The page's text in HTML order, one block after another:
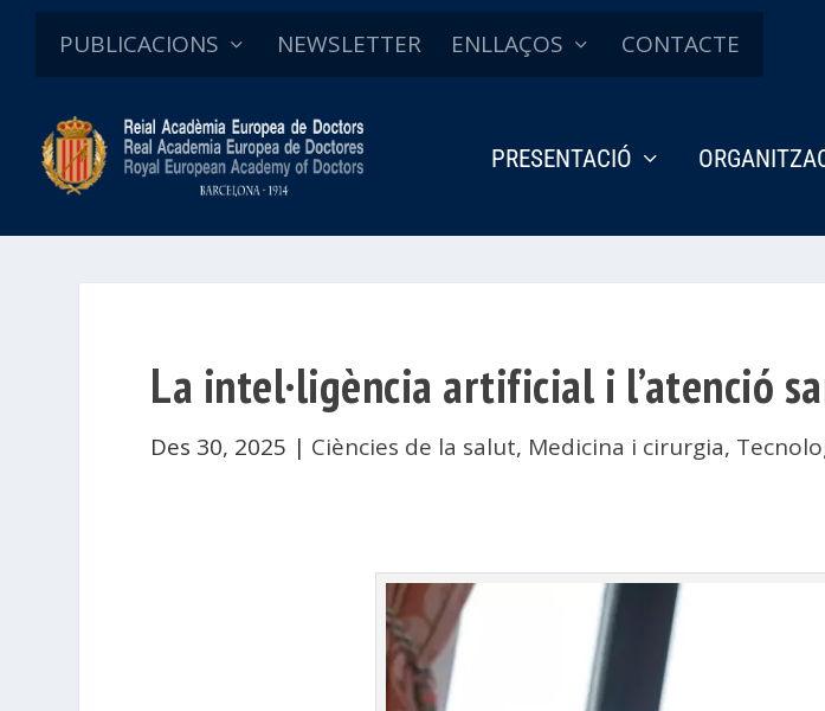
PUBLICACIONS NEWSLETTER ENLLAÇOS CONTACTE
PRESENTACIÓ
La intel·ligència artificial i l’atenció
Des 30, 2025 | Ciències de la salut, Medicina i cirurgia,